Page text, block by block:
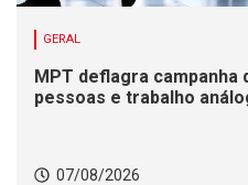
GERAL
MPT deflagra
pessoas e trabalho
07/08/2026